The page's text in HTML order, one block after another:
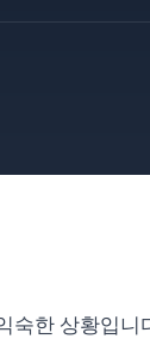
숙한 상황입니